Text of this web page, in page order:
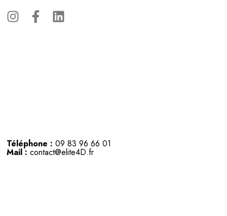
Téléphone :09 83 96 66 01
Mail :contact@elite4D.fr